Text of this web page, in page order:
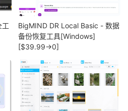
工
BigMIND DR Local Basic - 数据
备份恢复工具[Windows]
[$39.99→0]